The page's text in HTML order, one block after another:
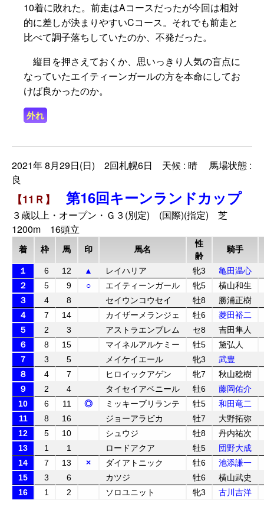
10着に敗れた。前走はAコースだったが今回は相対
的に差しが決まりやすいCコース。それでも前走と
比べて調子落ちしていたのか、不発だった。
縦目を押さえておくか、思いっきり人気の盲点に
なっていたエイティーンガールの方を本命にしてお
けば良かったのか。
外れ
2021年 8月29日(日) 2回札幌6日 天候 : 晴 馬場状態 :
良
【11Ｒ】 第16回キーンランドカップ
３歳以上・オープン・Ｇ３(別定) (国際)(指定) 芝
1200m 16頭立
着 枠 馬 印 馬名
性
齢
騎手
１ 6 12 ▲ レイハリア 牝3
亀田温心
２
5 9 ○ エイティーンガール 牝5
横山和生
３
4 8 セイウンコウセイ 牡8
勝浦正樹
４
7 14 カイザーメランジェ 牡6
菱田裕二
５
2 3 アストラエンブレム セ8
吉田隼人
６
8 15 マイネルアルケミー 牡5
黛弘人
７
3 5 メイケイエール 牝3
武豊
８
4 7 ヒロイックアゲン 牝7
秋山稔樹
９
2 4 タイセイアベニール 牡6
藤岡佑介
10
6 11 ◎ ミッキーブリランテ 牡5
和田竜二
11
8 16 ジョーアラビカ 牡7
大野拓弥
12
5 10 シュウジ 牡8
丹内祐次
13
1 1 ロードアクア 牡5
団野大成
14
7 13 × ダイアトニック 牡6
池添謙一
15
3 6 カツジ 牡6
横山武史
16
1 2 ソロユニット 牝3 古川吉洋